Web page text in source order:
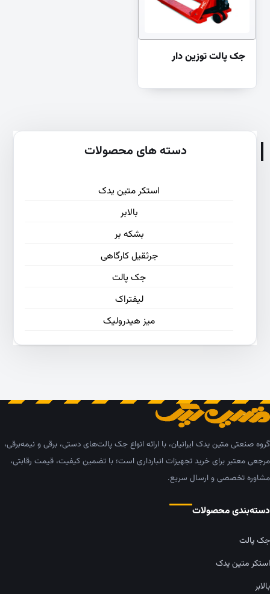
جک پالت توزین دار
دسته های محصولات
استکر متین یدک
بالابر
بشکه بر
جرثقیل کارگاهی
جک پالت
لیفتراک
میز هیدرولیک
گروه صنعتی متین یدک ایرانیان، با ارائه انواع جک پالت‌های دستی، برقی و نیمه‌برقی،
مرجعی معتبر برای خرید تجهیزات انبارداری است؛ با تضمین کیفیت، قیمت رقابتی،
مشاوره تخصصی و ارسال سریع.
دسته‌بندی محصولات
جک پالت
استکر متین یدک
بالابر